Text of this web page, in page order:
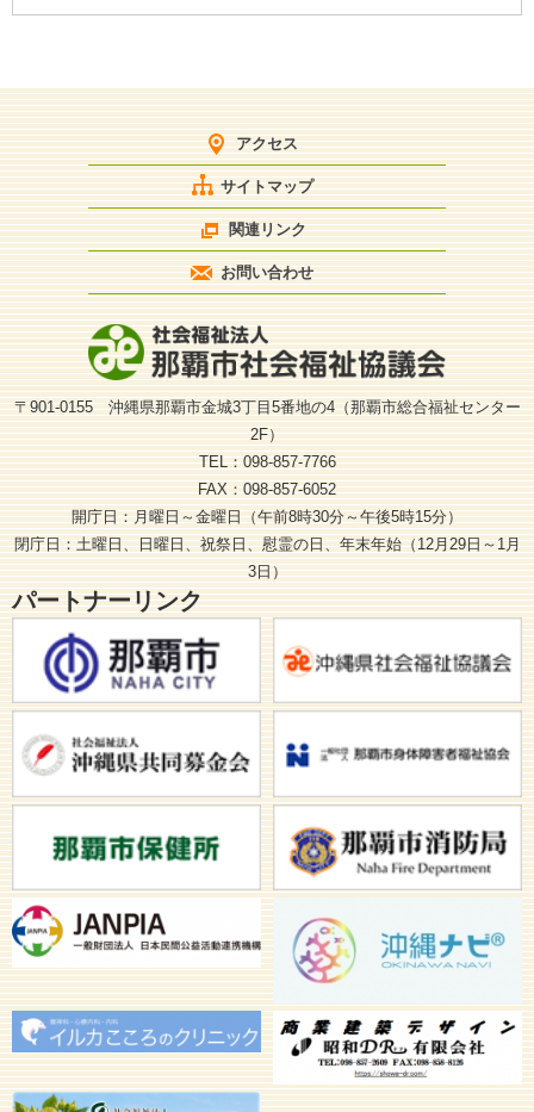
アクセス
サイトマップ
関連リンク
お問い合わせ
〒901-0155 沖縄県那覇市金城3丁目5番地の4（那覇市総合福祉センター
2F）
TEL：098-857-7766
FAX：098-857-6052
開庁日：月曜日～金曜日（午前8時30分～午後5時15分）
閉庁日：土曜日、日曜日、祝祭日、慰霊の日、年末年始（12月29日～1月
3日）
パートナーリンク